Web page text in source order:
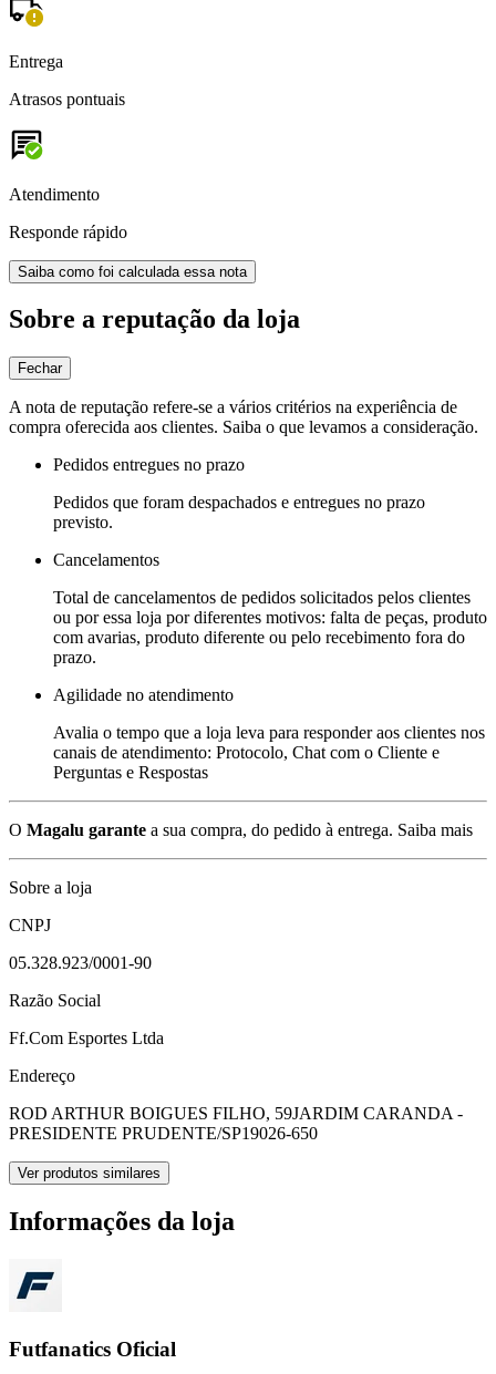
Entrega
Atrasos pontuais
Atendimento
Responde rápido
Saiba como foi calculada essa nota
Sobre a reputação da loja
Fechar
A nota de reputação refere-se a vários critérios na experiência de
compra oferecida aos clientes. Saiba o que levamos a consideração.
Pedidos entregues no prazo
Pedidos que foram despachados e entregues no prazo
previsto.
Cancelamentos
Total de cancelamentos de pedidos solicitados pelos clientes
ou por essa loja por diferentes motivos: falta de peças, produto
com avarias, produto diferente ou pelo recebimento fora do
prazo.
Agilidade no atendimento
Avalia o tempo que a loja leva para responder aos clientes nos
canais de atendimento: Protocolo, Chat com o Cliente e
Perguntas e Respostas
O Magalu garante a sua compra, do pedido à entrega. Saiba mais
Sobre a loja
CNPJ
05.328.923/0001-90
Razão Social
Ff.Com Esportes Ltda
Endereço
ROD ARTHUR BOIGUES FILHO, 59JARDIM CARANDA -
PRESIDENTE PRUDENTE/SP19026-650
Ver produtos similares
Informações da loja
Futfanatics Oficial